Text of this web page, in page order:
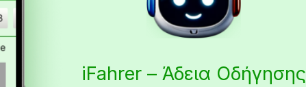
iFahrer – Άδεια Οδήγησης